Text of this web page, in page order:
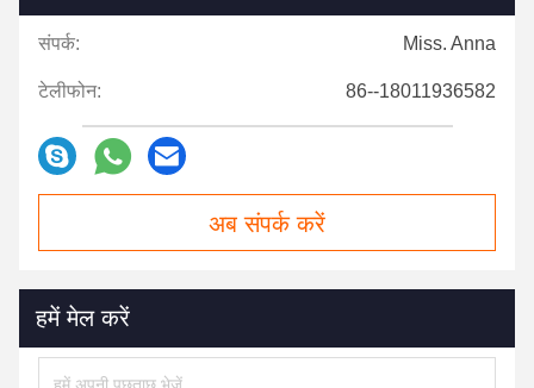
संपर्क: Miss. Anna
टेलीफोन: 86--18011936582
अब संपर्क करें
हमें मेल करें